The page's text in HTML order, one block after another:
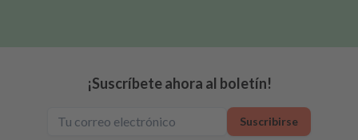
¡Suscríbete ahora al boletín!
Suscribirse